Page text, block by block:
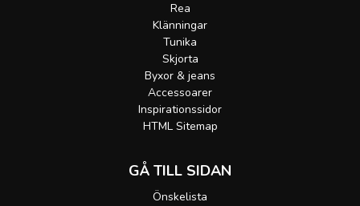
Rea
Klänningar
Tunika
Skjorta
Byxor & jeans
Accessoarer
Inspirationssidor
HTML Sitemap
GÅ TILL SIDAN
Önskelista